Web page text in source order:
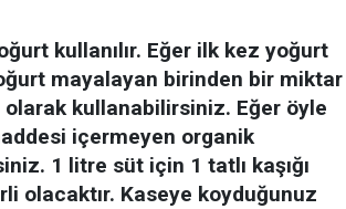
kullanılır. Eğer ilk kez yoğurt
mayalayan birinden bir miktar
kullanabilirsiniz. Eğer öyle
içermeyen organik
1 litre süt için 1 tatlı kaşığı
olacaktır. Kaseye koyduğunuz